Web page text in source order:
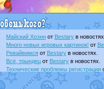
Майский Хоэнн от Bestary в
Много новых игровых картинок! от
Ревайвимся от Bestary в новостях.
Всё, трындец от Bestary в новостях.
Технические проблемы регистрации
доброе утро славянеот Dakkuв
Йолда и Мимикьюот MavisNyanCat